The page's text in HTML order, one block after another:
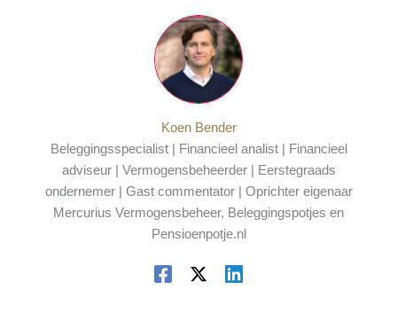
Koen Bender
Beleggingsspecialist | Financieel analist | Financieel
adviseur | Vermogensbeheerder | Eerstegraads
ondernemer | Gast commentator | Oprichter eigenaar
Mercurius Vermogensbeheer, Beleggingspotjes en
Pensioenpotje.nl